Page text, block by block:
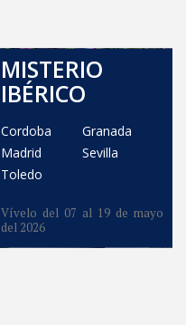
MISTERIO
IBÉRICO
Cordoba
Granada
Madrid
Sevilla
Toledo
Vívelo del 07 al 19 de mayo
del 2026